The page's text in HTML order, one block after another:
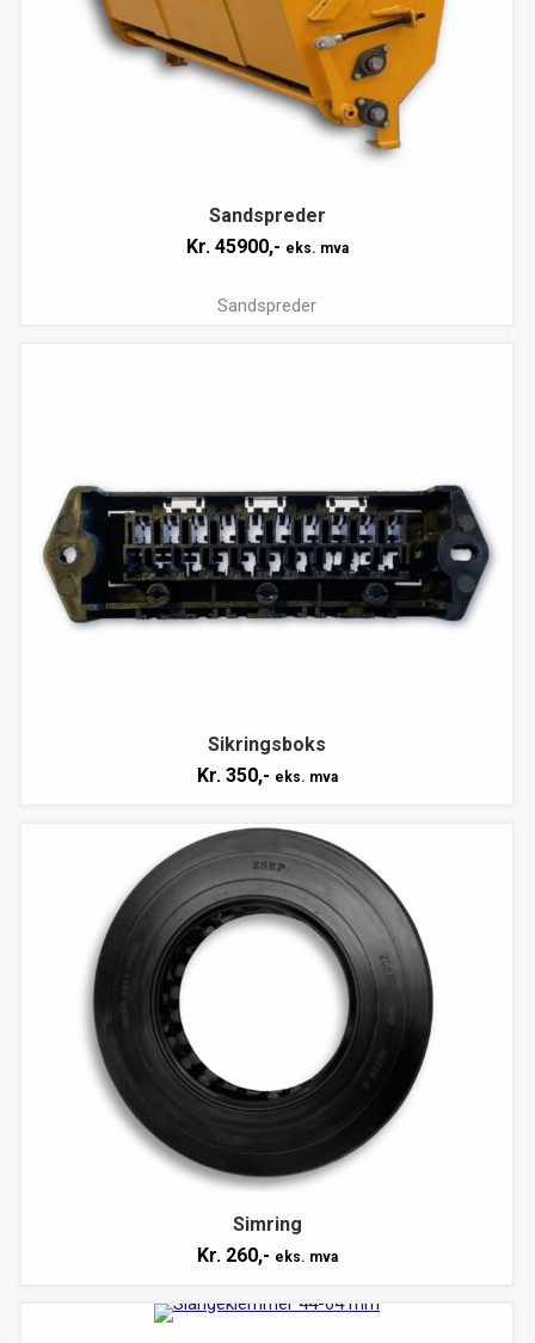
Sandspreder
Kr. 45900,- eks. mva
Sandspreder
Sikringsboks
Kr. 350,- eks. mva
Simring
Kr. 260,- eks. mva